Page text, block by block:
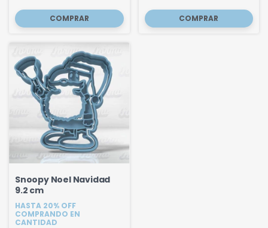
Snoopy Noel Navidad
9.2 cm
HASTA 20% OFF
COMPRANDO EN
CANTIDAD